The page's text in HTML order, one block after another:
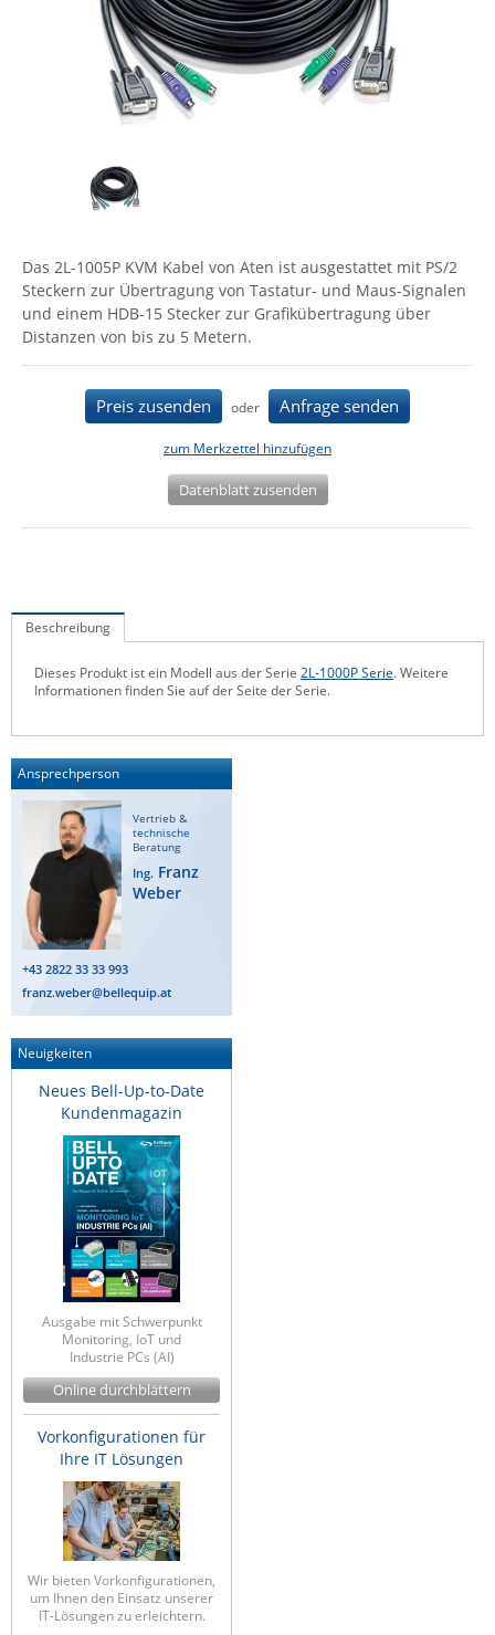
Energiemessung
Energieverteilung
IP, WLAN & GSM Sensorik
Datenlogger
IoT - Internet of Things
Remote I/O
IPC, Industrielle Netzwerktechnik & WLAN
Industrielle Netzwerktechnik / Kommunikation
Industrielle Computer
Wi-Fi - WLAN - Wireless
Serverräume
RMA / Rücksendung / Support
Comet System
CompleTech
Contemporary Controls
Fokus Technologies
Gefen
Gude
High Sec Labs
IEC Lock
Kramer Electronics
KVM TEC
Legrand
LigoWave
Milesight
Moxa
Netio
Panorama Antennas
PatchSee
Power Kingdom
Poynting
Raritan
Riello UPS
Server Technology
Siretta
SIRIO Antenne
Sunbird
Tactical Software
TEKTELIC
Teltonika
Unwired Networks
WATTECO
Westermo
Yuasa
ZPE Systems
News zu unseren Herstellern
Das 2L-1005P KVM Kabel von Aten ist ausgestattet mit PS/2
Steckern zur Übertragung von Tastatur- und Maus-Signalen
und einem HDB-15 Stecker zur Grafikübertragung über
Distanzen von bis zu 5 Metern.
Preis zusenden oder Anfrage senden
zum Merkzettel hinzufügen
Datenblatt zusenden
Beschreibung
Dieses Produkt ist ein Modell aus der Serie 2L-1000P Serie. Weitere
Informationen finden Sie auf der Seite der Serie.
Ansprechperson
Vertrieb &
technische
Beratung
Ing. Franz
Weber
+43 2822 33 33 993
franz.weber@bellequip.at
Neuigkeiten
Neues Bell-Up-to-Date
Kundenmagazin
Ausgabe mit Schwerpunkt
Monitoring, IoT und
Industrie PCs (AI)
Online durchblättern
Vorkonfigurationen für
Ihre IT Lösungen
Wir bieten Vorkonfigurationen,
um Ihnen den Einsatz unserer
IT-Lösungen zu erleichtern.